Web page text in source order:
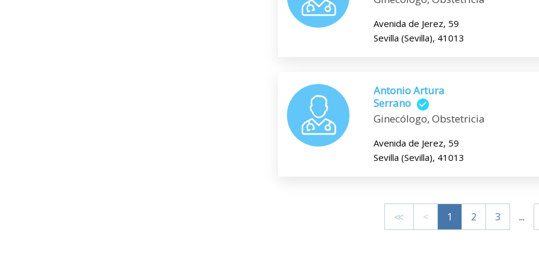
Avenida de Jerez, 59
Sevilla (Sevilla), 41013
Antonio Artura
Serrano
Ginecólogo, Obstetricia
Avenida de Jerez, 59
Sevilla (Sevilla), 41013
≪ < 1 2 3 ...